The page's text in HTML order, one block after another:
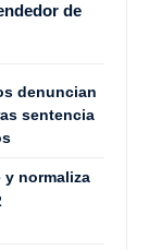
de
denuncian
sentencia
normaliza